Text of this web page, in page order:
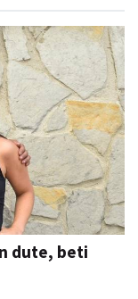
dute, beti